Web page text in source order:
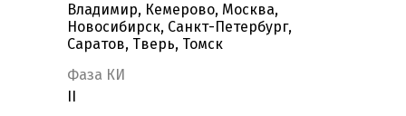
Владимир, Кемерово, Москва,
Новосибирск, Санкт-Петербург,
Саратов, Тверь, Томск
Фаза КИ